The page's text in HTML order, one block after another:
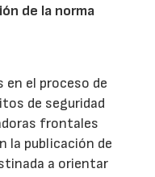
de la norma
en el proceso de
de seguridad
frontales
la publicación de
a orientar